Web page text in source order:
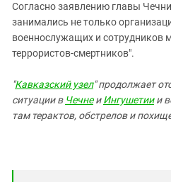
Согласно заявлению главы
занимались не только
военнослужащих и сотрудников
террористов-смертников".
"Кавказский узел" продолжает
ситуации в ЧечнеиИнгушетиии
там терактов, обстрелов и